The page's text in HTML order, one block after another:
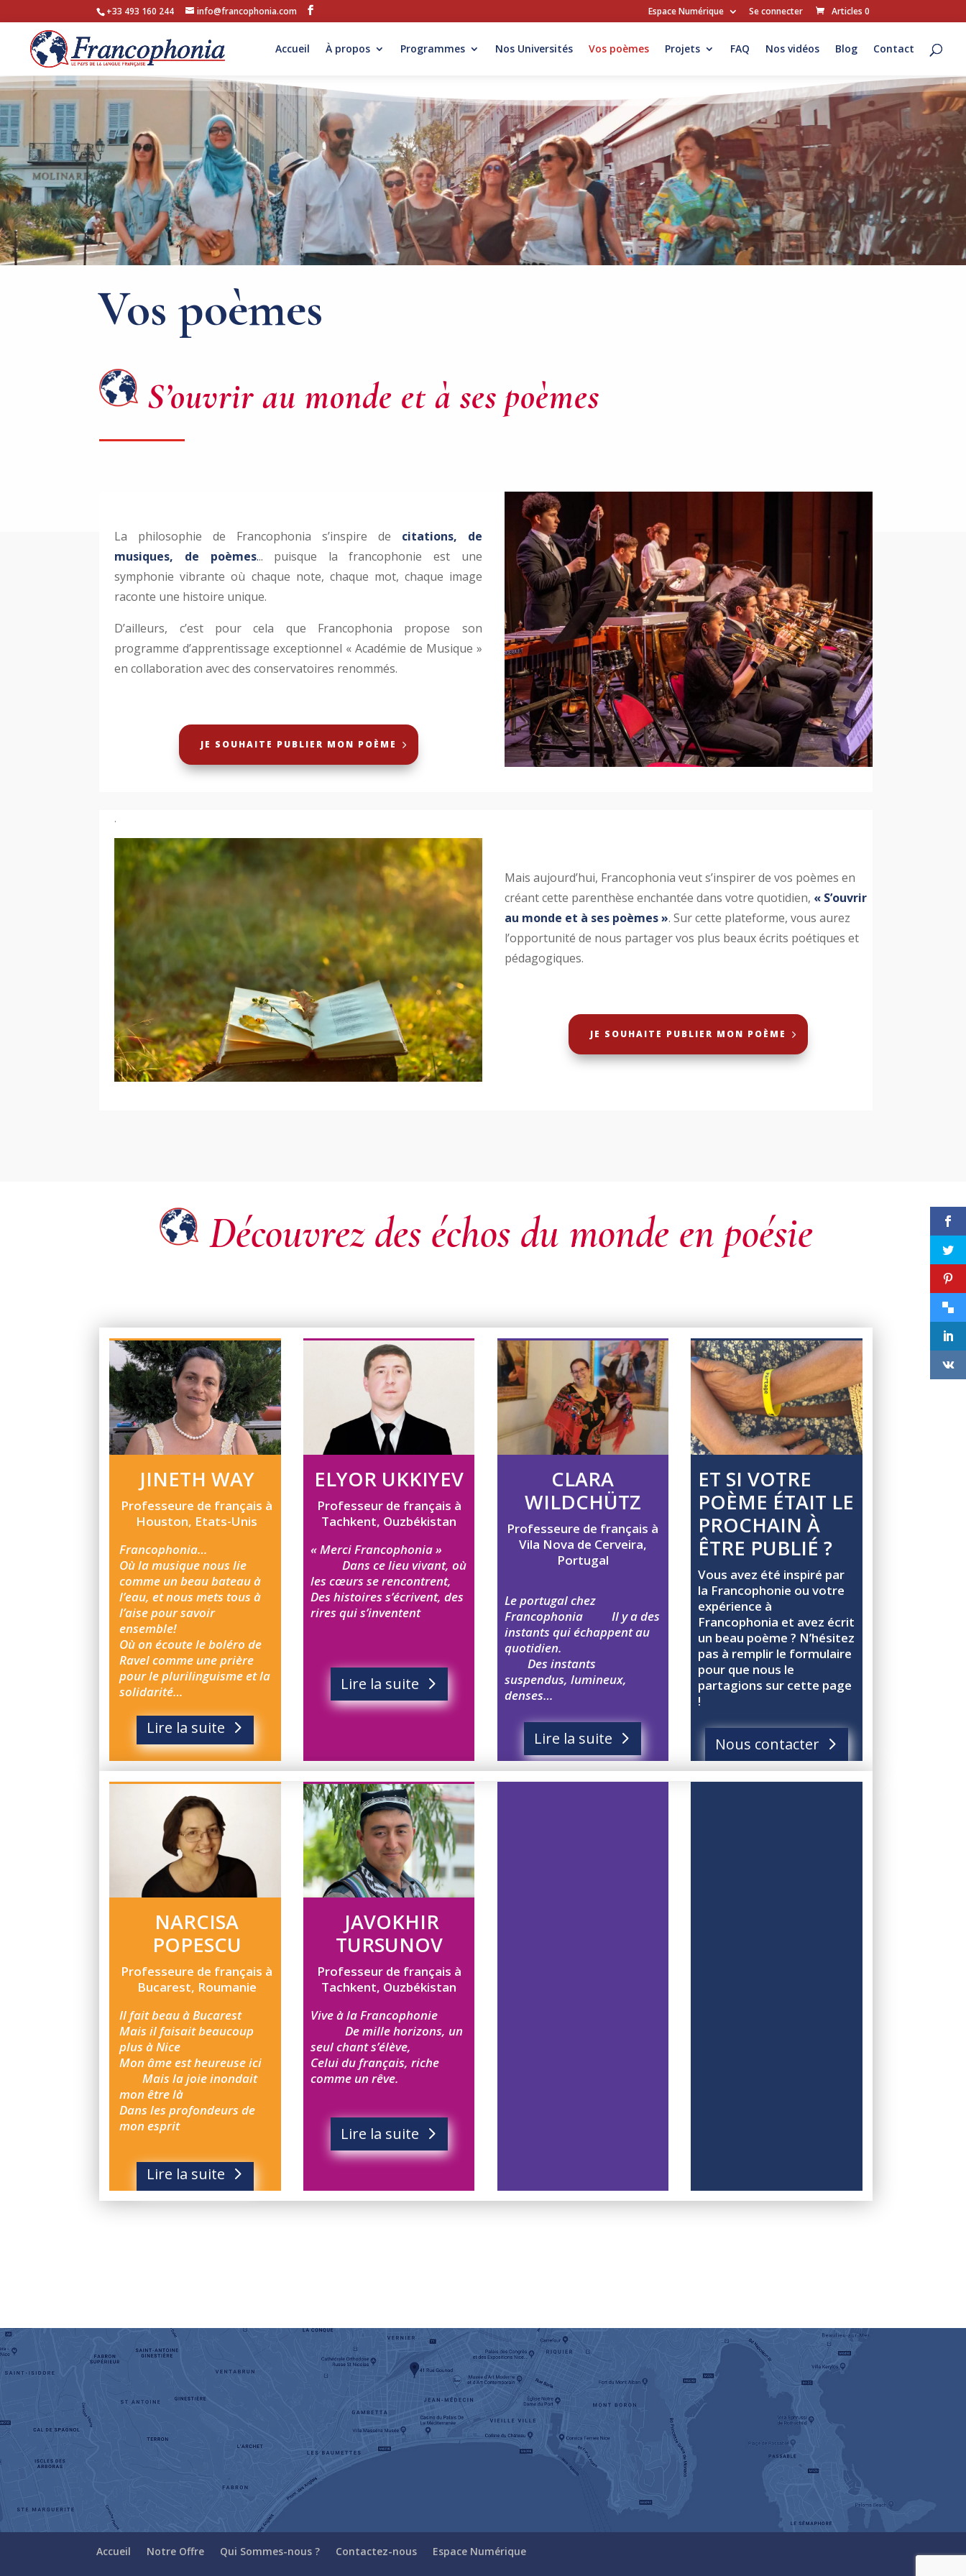
+33 493 160 244 info@francophonia.com Espace Numérique Se connecter Articles 0
Accueil À propos Programmes Nos Universités Vos poèmes Projets FAQ Nos vidéos Blog Contact
Vos poèmes
S’ouvrir au monde et à ses poèmes
La philosophie de Francophonia s’inspire de citations, de
musiques, de poèmes... puisque la francophonie est une
symphonie vibrante où chaque note, chaque mot, chaque image
raconte une histoire unique.
D’ailleurs, c’est pour cela que Francophonia propose son
programme d’apprentissage exceptionnel « Académie de Musique »
en collaboration avec des conservatoires renommés.
JE SOUHAITE PUBLIER MON POÈME
.
Mais aujourd’hui, Francophonia veut s’inspirer de vos poèmes en
créant cette parenthèse enchantée dans votre quotidien, « S’ouvrir
au monde et à ses poèmes ». Sur cette plateforme, vous aurez
l’opportunité de nous partager vos plus beaux écrits poétiques et
pédagogiques.
JE SOUHAITE PUBLIER MON POÈME
Découvrez des échos du monde en poésie
JINETH WAY
Professeure de français à
Houston, Etats-Unis
Francophonia…
Où la musique nous lie
comme un beau bateau à
l’eau, et nous mets tous à
l’aise pour savoir
ensemble!
Où on écoute le boléro de
Ravel comme une prière
pour le plurilinguisme et la
solidarité…
Lire la suite
ELYOR UKKIYEV
Professeur de français à
Tachkent, Ouzbékistan
« Merci Francophonia »
Dans ce lieu vivant, où
les cœurs se rencontrent,
Des histoires s’écrivent, des
rires qui s’inventent
Lire la suite
CLARA
WILDCHÜTZ
Professeure de français à
Vila Nova de Cerveira,
Portugal
Le portugal chez
Francophonia Il y a des
instants qui échappent au
quotidien.
Des instants
suspendus, lumineux,
denses…
Lire la suite
ET SI VOTRE
POÈME ÉTAIT LE
PROCHAIN À
ÊTRE PUBLIÉ ?
Vous avez été inspiré par
la Francophonie ou votre
expérience à
Francophonia et avez écrit
un beau poème ? N’hésitez
pas à remplir le formulaire
pour que nous le
partagions sur cette page
!
Nous contacter
NARCISA
POPESCU
Professeure de français à
Bucarest, Roumanie
Il fait beau à Bucarest
Mais il faisait beaucoup
plus à Nice
Mon âme est heureuse ici
Mais la joie inondait
mon être là
Dans les profondeurs de
mon esprit
Lire la suite
JAVOKHIR
TURSUNOV
Professeur de français à
Tachkent, Ouzbékistan
Vive à la Francophonie
De mille horizons, un
seul chant s’élève,
Celui du français, riche
comme un rêve.
Lire la suite
Accueil Notre Offre Qui Sommes-nous ? Contactez-nous Espace Numérique